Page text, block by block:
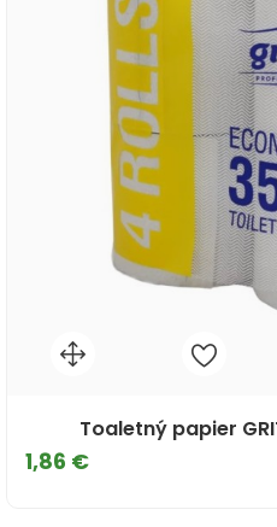
Toaletný papier
1,86 €Cena